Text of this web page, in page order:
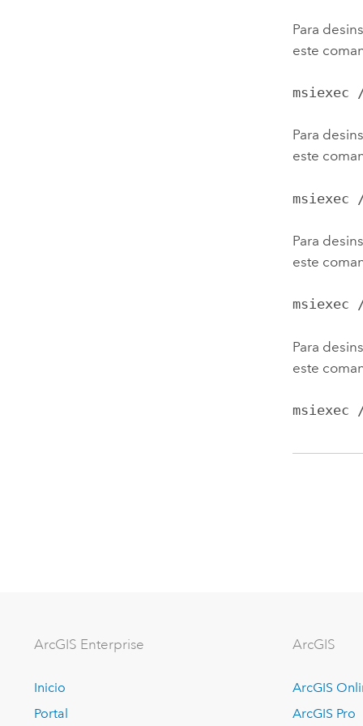
Para
este
msiexec /
Para
este
msiexec /
Para
este
msiexec /
Para
este
msiexec
ArcGIS Enterprise
Inicio
Portal
ArcGIS
ArcGIS
ArcGIS Pro